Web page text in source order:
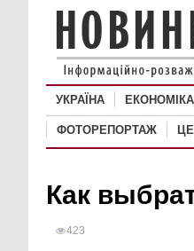
УКРАЇНА ЕКОНОМІКА
ФОТОРЕПОРТАЖ
Как
423